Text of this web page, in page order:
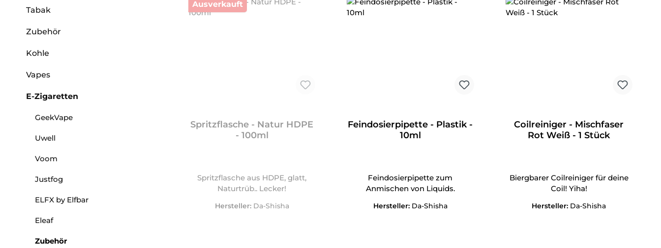
Tabak
Zubehör
Kohle
Vapes
E-Zigaretten
GeekVape
Uwell
Voom
Justfog
ELFX by Elfbar
Eleaf
Zubehör
Ausverkauft
Spritzflasche - Natur HDPE
- 100ml
Spritzflasche aus HDPE, glatt,
Naturtrüb.. Lecker!
Hersteller: Da-Shisha
Feindosierpipette - Plastik -
10ml
Feindosierpipette zum
Anmischen von Liquids.
Hersteller: Da-Shisha
Coilreiniger - Mischfaser
Rot Weiß - 1 Stück
Biergbarer Coilreiniger für deine
Coil! Yiha!
Hersteller: Da-Shisha